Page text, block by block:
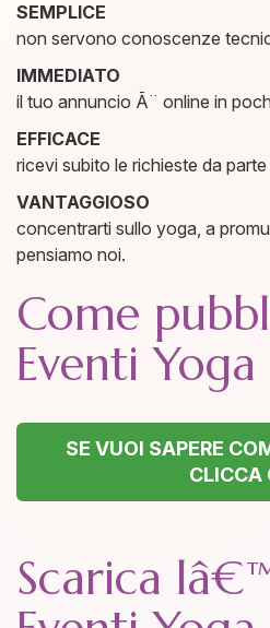
SEMPLICE
non servono conoscenze
IMMEDIATO
il tuo annuncio Ã¨ online in
EFFICACE
ricevi subito le richieste da
VANTAGGIOSO
concentrarti sullo yoga, a
pensiamo noi.
Come
Eventi Yoga
SE VUOI SAPERE
CLICCA
Scarica